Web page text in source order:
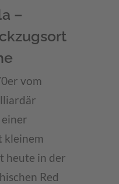
–
vom
einer
kleinem
heute in der
Red